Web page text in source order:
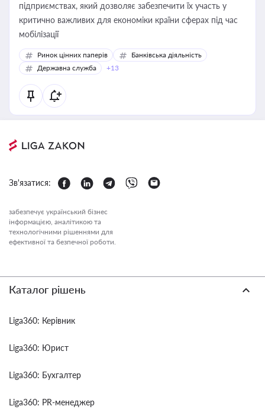
підприємствах, який дозволяє забезпечити їх участь у
критично важливих для економіки країни сферах під час
мобілізації
Ринок цінних паперів
Банківська діяльність
Державна служба
+13
Зв'язатися:
забезпечує український бізнес
інформацією, аналітикою та
технологічними рішеннями для
ефективної та безпечної роботи.
Каталог рішень
Liga360: Керівник
Liga360: Юрист
Liga360: Бухгалтер
Liga360: PR-менеджер